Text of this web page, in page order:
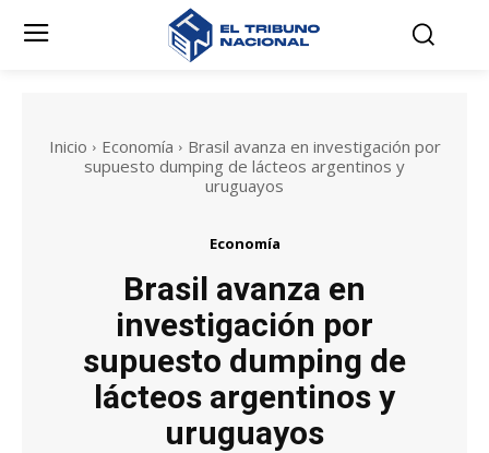
Inicio Economía
Brasil avanza en investigación por
supuesto dumping de lácteos argentinos y
uruguayos
Economía
Brasil avanza en
investigación por
supuesto dumping de
lácteos argentinos y
uruguayos